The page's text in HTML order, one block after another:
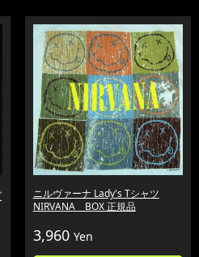
ニルヴァーナ Lady's Tシャツ
NIRVANA BOX 正規品
3,960 Yen